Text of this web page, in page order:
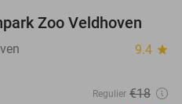
26%
Zoo Veldhoven
9.4 star
Regulier €18